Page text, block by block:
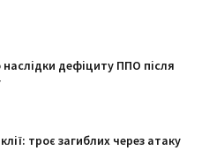
дефіциту ППО після
троє загиблих через атаку